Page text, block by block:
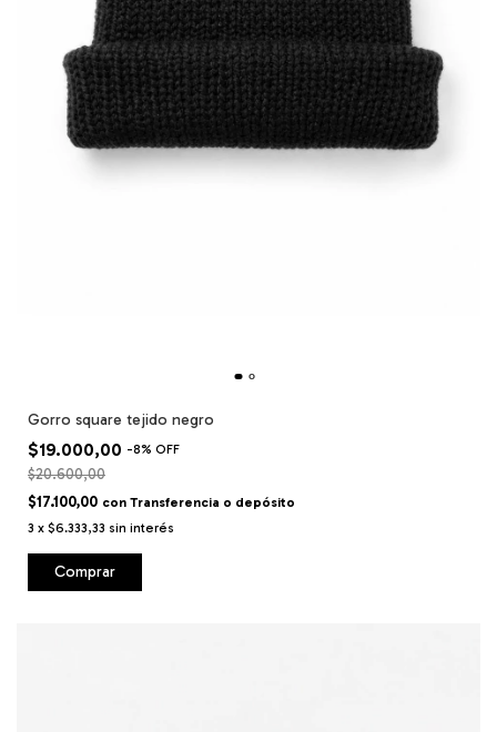
Gorro square tejido negro
$19.000,00 -8% OFF
$20.600,00
$17.100,00 con Transferencia o depósito
3 x $6.333,33 sin interés